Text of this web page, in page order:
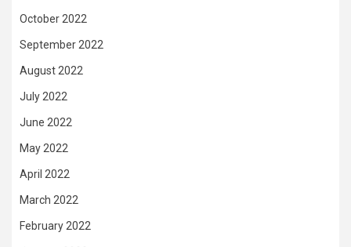
October 2022
September 2022
August 2022
July 2022
June 2022
May 2022
April 2022
March 2022
February 2022